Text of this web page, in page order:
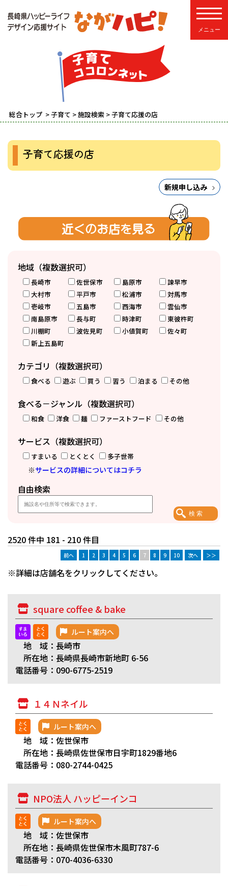
総合トップ >子育て >施設検索 > 子育て応援の店
子育て応援の店
新規申し込み
地域（複数選択可）
長崎市 佐世保市 島原市
諫早市
大村市
平戸市 松浦市
対馬市
壱岐市
五島市 西海市
雲仙市
南島原市
長与町 時津町
東彼杵町
川棚町
波佐見町 小値賀町
佐々町
新上五島町
カテゴリ（複数選択可）
食べる 遊ぶ 買う 習う 泊まる その他
食べる－ジャンル（複数選択可）
和食 洋食 麺 ファーストフード その他
サービス（複数選択可）
すまいる とくとく 多子世帯
※サービスの詳細についてはコチラ
自由検索
2520 件中 181 - 210 件目
前へ 1 2 3 4 5 6 7 8 9 10 次へ ＞＞
※詳細は店舗名をクリックしてください。
square coffee & bake
ルート案内へ
地 域：長崎市
所在地：長崎県長崎市新地町 6-56
電話番号：090-6775-2519
１４Ｎネイル
ルート案内へ
地 域：佐世保市
所在地：長崎県佐世保市日宇町1829番地6
電話番号：080-2744-0425
NPO法人 ハッピーインコ
ルート案内へ
地 域：佐世保市
所在地：長崎県佐世保市木風町787-6
電話番号：070-4036-6330